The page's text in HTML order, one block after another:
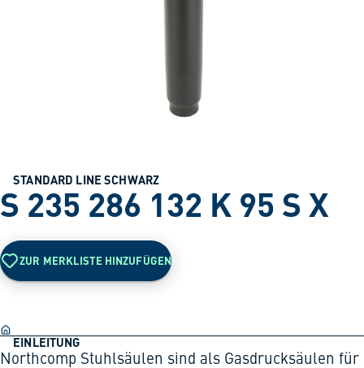
STANDARD LINE SCHWARZ
S 235 286 132 K 95 S X
ZUR MERKLISTE HINZUFÜGEN
EINLEITUNG
Northcomp Stuhlsäulen sind als Gasdrucksäulen für